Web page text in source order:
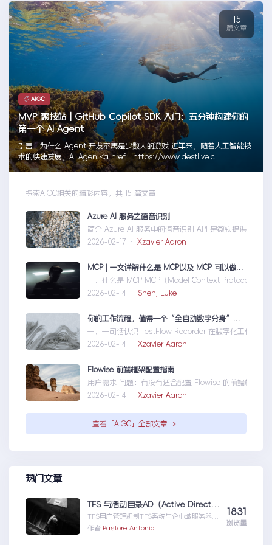
AIGC
MVP 聚技站｜GitHub Copilot SDK 入门：五分钟构建你的
第一个 AI Agent
引言：为什么 Agent 开发不再是少数人的游戏 近年来，随着人工智能技
术的快速发展，AI Agen <a href="https://www.destlive.c...
15
篇文章
探索AIGC相关的精彩内容，共 15 篇文章
Azure AI 服务之语音识别
简介 Azure AI 服务中的语音识别 API 是微软提供的一
2026-02-17 · Xzavier Aaron
MCP | 一文详解什么是 MCP以及 MCP 可以做什么
一、什么是 MCP MCP（Model Context Protocol）是
2026-02-14 · Shen, Luke
你的工作流程，值得一个“全自动数字分身”：录制、截图、成文，一气呵成
一、一句话认识 TestFlow Recorder 在数字化工作环境
2026-02-14 · Xzavier Aaron
Flowise 前端框架配置指南
用户需求 问题：有没有适合配置 Flowise 的前端框架
2026-02-14 · Xzavier Aaron
查看「AIGC」全部文章
热门文章
TFS 与活动目录AD（Active Directory)的同步机制
TFS用户管理机制TFS系统与企业域服务器用
户系统（或本地计算机用户系统）高度集成在
作者:Pastore Antonio
1831
浏览量